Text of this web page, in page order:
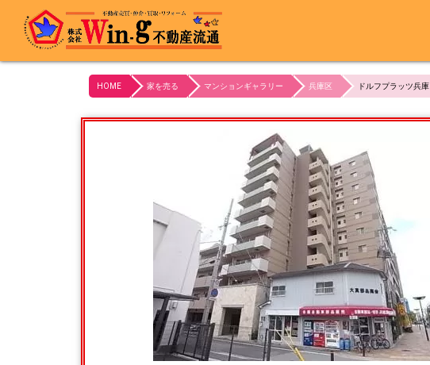
最終更新日:2024/03/05
HOME 家を売る マンションギャラリー 兵庫区 ドルフプラッツ兵庫